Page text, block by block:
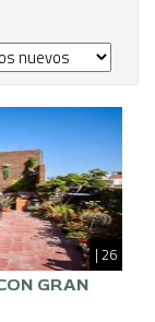
| 26
GRAN